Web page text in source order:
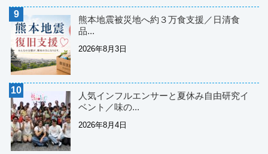
熊本地震被災地へ約３万食支援／日清食
品...
2026年8月3日
人気インフルエンサーと夏休み自由研究イ
ベント／味の...
2026年8月4日